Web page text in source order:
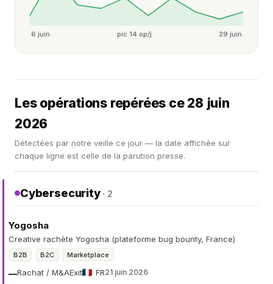
6 juin pic 14 op/j 29 juin
Les opérations repérées ce 28 juin
2026
Détectées par notre veille ce jour — la date affichée sur
chaque ligne est celle de la parution presse.
Cybersecurity · 2
Yogosha
Creative rachète Yogosha (plateforme bug bounty, France)
B2B B2C Marketplace
Rachat / M&A
— Exit FR21 juin 2026